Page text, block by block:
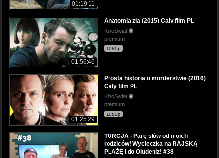
01:19:11
01:56:46
Anatomia zła (2015) Cały film PL
KinoSwiat
premium
1080p
01:25:29
Prosta historia o morderstwie (2016)
Cały film PL
KinoSwiat
premium
1080p
TURCJA - Parę słów od moich
rodziców! Wycieczka na RAJSKĄ
PLAŻĘ i do Oludeniz! #38